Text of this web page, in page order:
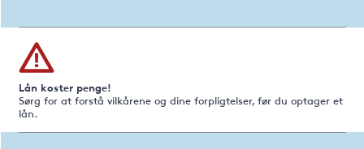
Lån koster penge!
Sørg for at forstå vilkårene og dine forpligtelser, før du optager et
lån.